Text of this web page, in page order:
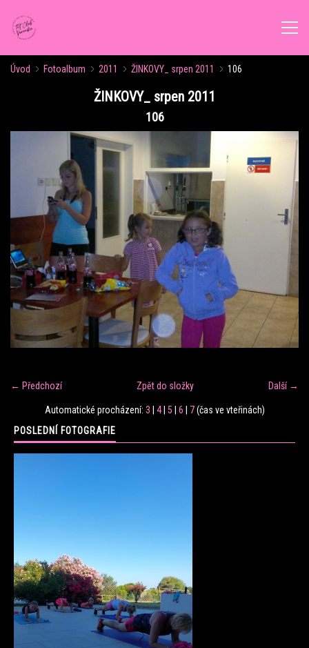
ROZVRH CVIČENÍ
KALENDÁŘ AKCÍ
FORMY CVIČENÍ
VÝŽIVOVÉ PORADENSTVÍ
FITNESS TRÉNINK
CENÍK
ONLINE LEKCE CVIČENÍ
Úvod Fotoalbum 2011 ŽINKOVY_ srpen 2011 106
ŽINKOVY_ srpen 2011
106
← Předchozí Další →
Zpět do složky
Automatické procházení: 3 | 4| 5 | 6 | 7(čas ve vteřinách)
POSLEDNÍ FOTOGRAFIE